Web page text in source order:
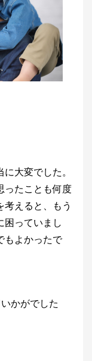
大変でした。
ったことも何度
考えると、もう
困っていまし
もよかったで
かがでした